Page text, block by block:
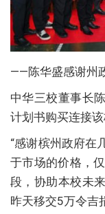
——陈华盛感谢州
中华三校董事长
计划书购买连接
“感谢槟州政府在
于市场的价格，
段，协助本校未
昨天移交5万令吉